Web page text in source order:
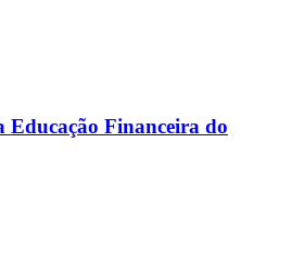
Educação Financeira do